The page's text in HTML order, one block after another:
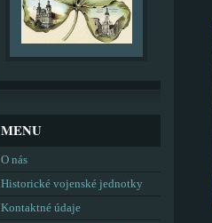
MENU
O nás
Historické vojenské jednotky
Kontaktné údaje